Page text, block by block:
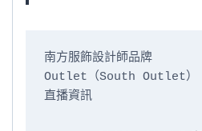
南方服飾設計師品牌
Outlet（South Outlet）
直播資訊